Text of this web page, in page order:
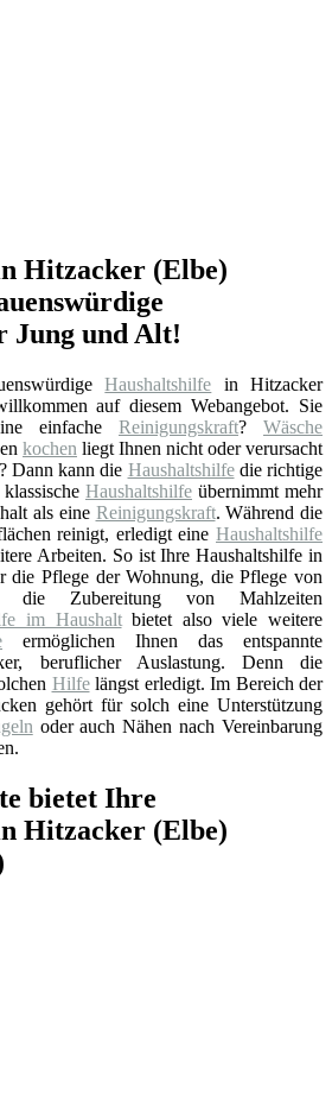
Hitzacker (Elbe)
Jung und Alt!
Haushaltshilfe in Hitzacker
auf diesem Webangebot. Sie
einfache Reinigungskraft? Wäsche
kochen liegt Ihnen nicht oder verursacht
Dann kann die Haushaltshilfedie richtige
Haushaltshilfe übernimmt mehr
als eine Reinigungskraft. Während die
reinigt, erledigt eine Haushaltshilfe
Arbeiten. So ist Ihre Haushaltshilfe in
die Pflege der Wohnung, die Pflege von
die Zubereitung von Mahlzeiten
im Haushaltbietet also viele weitere
ermöglichen Ihnen das entspannte
beruflicher Auslastung. Denn die
Hilfelängst erledigt. Im Bereich der
gehört für solch eine Unterstützung
oder auch Nähen nach Vereinbarung
bietet Ihre
Hitzacker (Elbe)